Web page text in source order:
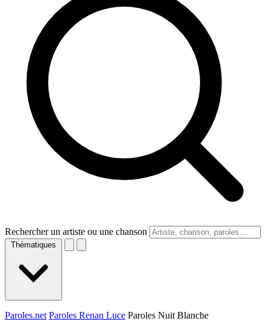
Rechercher un artiste ou une chanson
Thématiques
Paroles.net Paroles Renan Luce Paroles Nuit Blanche